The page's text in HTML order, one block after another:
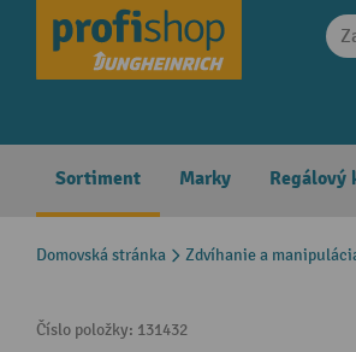
Skip to main navigation
Sortiment Marky
Domovská stránka Zdvíhanie a
Číslo položky: 131432